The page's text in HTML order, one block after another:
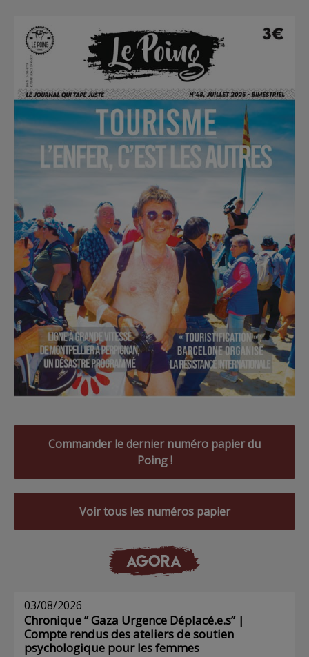
Commander le dernier numéro papier du
Poing !
Voir tous les numéros papier
AGORA
03/08/2026
Chronique ” Gaza Urgence Déplacé.e.s” |
Compte rendus des ateliers de soutien
psychologique pour les femmes